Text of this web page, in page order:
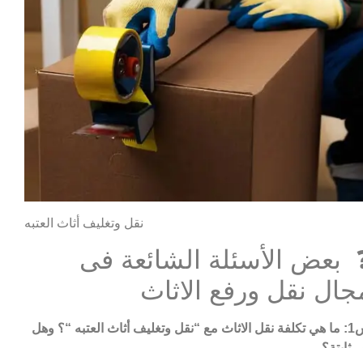
نقل وتغليف أثاث العتبه
بعض الأسئلة الشائعة فى
نقل ورفع الاثاث
أثاث العتبه
“؟ وهل